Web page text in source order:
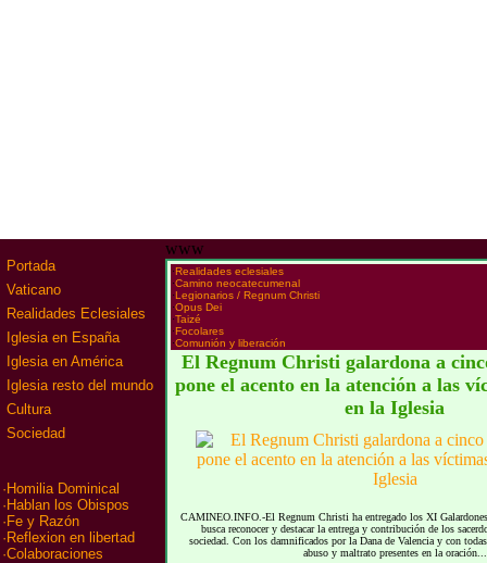
Portada
Vaticano
Realidades Eclesiales
Iglesia en España
Iglesia en América
Iglesia resto del mundo
Cultura
Sociedad
· Homilia Dominical
· Hablan los Obispos
· Fe y Razón
· Reflexion en libertad
·Colaboraciones
www
·Realidades eclesiales
·Camino neocatecumenal
·Legionarios / Regnum Christi
·Opus Dei
·Taizé
·Focolares
·Comunión y liberación
El Regnum Christi galardona a
pone el acento en la atención a las
en la Iglesia
CAMINEO.INFO.-El Regnum Christi ha entregado los XI
busca reconocer y destacar la entrega y contribución de los
sociedad. Con los damnificados por la Dana de Valencia y con
abuso y maltrato presentes en la oración...